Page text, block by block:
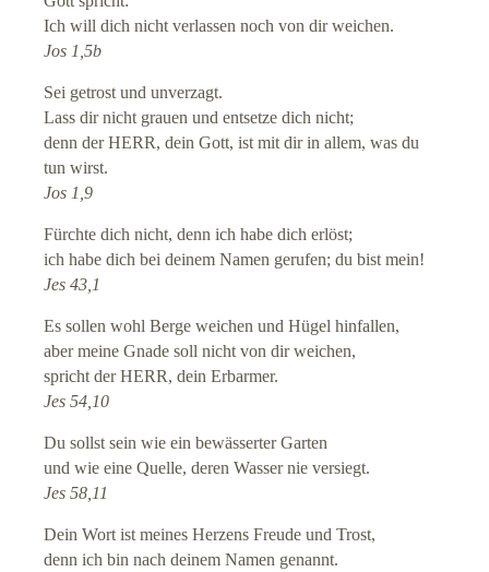
Beerdigung
Impressum
Links
Anrufen
Ich will dich nicht verlassen noch von dir weichen.
Jos 1,5b
Sei getrost und unverzagt.
Lass dir nicht grauen und entsetze dich nicht;
denn der HERR, dein Gott, ist mit dir in allem, was du
tun wirst.
Jos 1,9
Fürchte dich nicht, denn ich habe dich erlöst;
ich habe dich bei deinem Namen gerufen; du bist mein!
Jes 43,1
Es sollen wohl Berge weichen und Hügel hinfallen,
aber meine Gnade soll nicht von dir weichen,
spricht der HERR, dein Erbarmer.
Jes 54,10
Du sollst sein wie ein bewässerter Garten
und wie eine Quelle, deren Wasser nie versiegt.
Jes 58,11
Dein Wort ist meines Herzens Freude und Trost,
denn ich bin nach deinem Namen genannt.